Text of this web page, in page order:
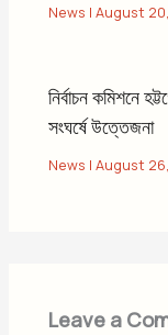
News |August
নির্বাচন কমিশনে
সংঘর্ষে উত্তেজনা
News |August
Leave a